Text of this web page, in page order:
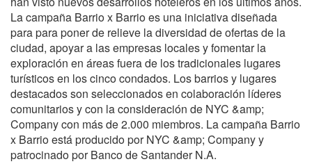
La campaña Barrio x Barrio es una iniciativa diseñada
para para poner de relieve la diversidad de ofertas de la
ciudad, apoyar a las empresas locales y fomentar la
exploración en áreas fuera de los tradicionales lugares
turísticos en los cinco condados. Los barrios y lugares
destacados son seleccionados en colaboración líderes
comunitarios y con la consideración de NYC &amp;
Company con más de 2.000 miembros. La campaña Barrio
x Barrio está producido por NYC &amp; Company y
patrocinado por Banco de Santander N.A.